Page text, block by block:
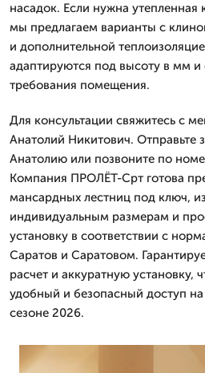
насадок. Если нужна
мы предлагаем варианты с
и дополнительной
адаптируются под высоту в мм и
требования помещения.
Для консультации свяжитесь с
Анатолий Никитович. Отправьте
Анатолию или позвоните по
Компания ПРОЛЁТ-Срт готова
мансардных лестниц под ключ,
индивидуальным размерам и
установку в соответствии с
Саратов и Саратовом.
расчет и аккуратную установку,
удобный и безопасный доступ
сезоне 2026.